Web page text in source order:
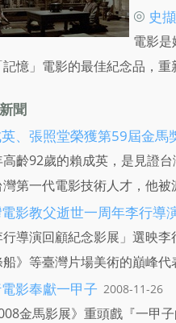
◎ 史
電影
記憶」電影的最佳紀念品，
聞
、張照堂榮獲第59屆金馬
高齡92歲的賴成英，是見證
灣第一代電影技術人才，他
影教父逝世一周年李行導
行導演回顧紀念影展」選映
》等臺灣片場美術的巔峰代
影奉獻一甲子 2008-11-26
金馬影展》重頭戲『一甲